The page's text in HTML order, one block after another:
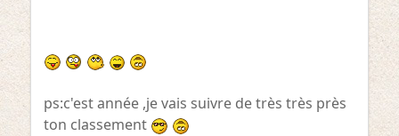
ps:c'est année ,je vais suivre de très très près
ton classement